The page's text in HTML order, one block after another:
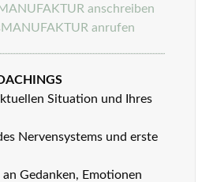
anschreiben
anrufen
Situation und Ihres
Nervensystems und erste
Gedanken, Emotionen